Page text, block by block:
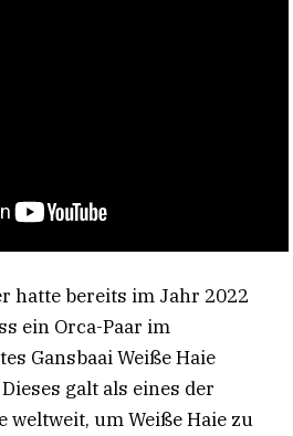
hatte bereits im Jahr 2022
ein Orca-Paar im
Gansbaai Weiße Haie
galt als eines der
weltweit, um Weiße Haie zu